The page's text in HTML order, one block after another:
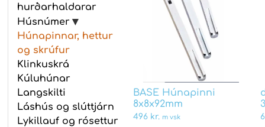
hurðarhaldarar
Húsnúmer
Húnapinnar, hettur
og skrúfur
Klinkuskrá
Kúluhúnar
Langskilti
Láshús og slúttjárn
Lykillauf og rósettur
BASE Húnapinni
8x8x92mm
496 kr. m vsk